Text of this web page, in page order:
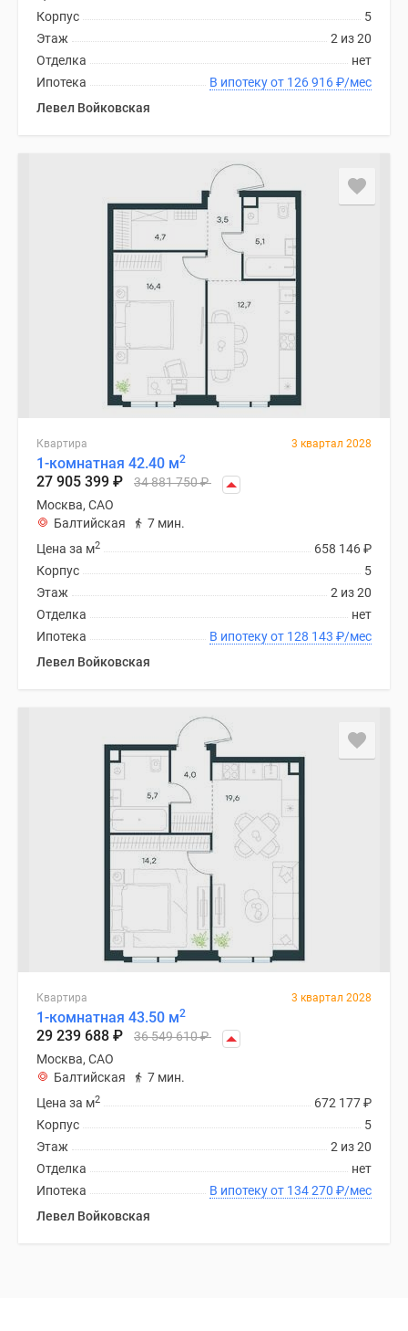
5
Корпус
2 из 20
Этаж
нет
Отделка
В ипотеку от 126 916₽/мес
Ипотека
Левел Войковская
Квартира 3 квартал 2028
1-комнатная 42.40 м2
27 905 399 ₽ 34 881 750₽
Москва, САО
Балтийская
7 мин.
658 146₽
Цена за м2
5
Корпус
2 из 20
Этаж
нет
Отделка
В ипотеку от 128 143 ₽/мес
Ипотека
Левел Войковская
Квартира 3 квартал 2028
1-комнатная 43.50 м2
29 239 688 ₽ 36 549 610₽
Москва, САО
Балтийская
7 мин.
672 177₽
Цена за м2
5
Корпус
2 из 20
Этаж
нет
Отделка
В ипотеку от 134 270 ₽/мес
Ипотека
Левел Войковская